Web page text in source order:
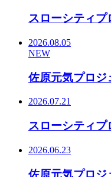
スローシティプ
2026.08.05
NEW
佐原元気プロジ
2026.07.21
スローシティプ
2026.06.23
佐原元気プロジ